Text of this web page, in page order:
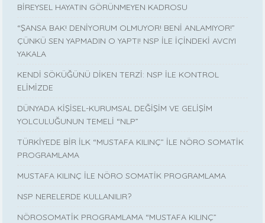
BİREYSEL HAYATIN GÖRÜNMEYEN KADROSU
“ŞANSA BAK! DENİYORUM OLMUYOR! BENİ ANLAMIYOR!”
ÇÜNKÜ SEN YAPMADIN O YAPTI! NSP İLE İÇİNDEKİ AVCIYI
YAKALA
KENDİ SÖKÜĞÜNÜ DİKEN TERZİ: NSP İLE KONTROL
ELİMİZDE
DÜNYADA KİŞİSEL-KURUMSAL DEĞİŞİM VE GELİŞİM
YOLCULUĞUNUN TEMELİ “NLP”
TÜRKİYEDE BİR İLK “MUSTAFA KILINÇ” İLE NÖRO SOMATİK
PROGRAMLAMA
MUSTAFA KILINÇ İLE NÖRO SOMATİK PROGRAMLAMA
NSP NERELERDE KULLANILIR?
NÖROSOMATİK PROGRAMLAMA “MUSTAFA KILINÇ”